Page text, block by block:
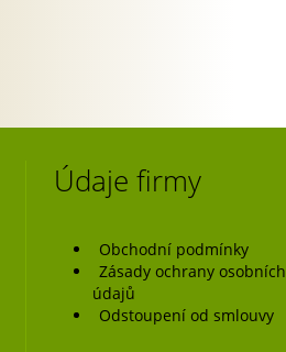
Údaje firmy
Obchodní podmínky
Zásady ochrany osobních
údajů
Odstoupení od smlouvy